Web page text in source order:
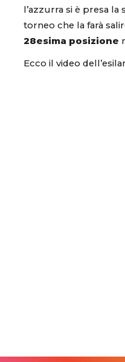
l’azzurra si è presa la
torneo che la farà
28esima posizione
Ecco il video